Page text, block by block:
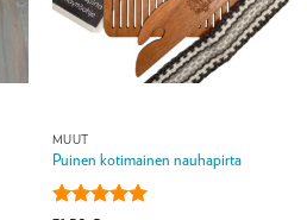
MUUT
Puinen kotimainen nauhapirta